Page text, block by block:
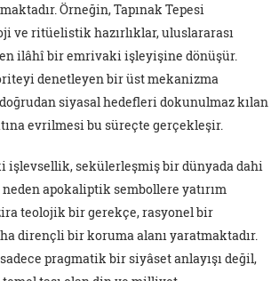
Örneğin, Tapınak Tepesi
ve ritüelistik hazırlıklar, uluslararası
ilâhî bir emrivaki işleyişine dönüşür.
denetleyen bir üst mekanizma
siyasal hedefleri dokunulmaz kılan
evrilmesi bu süreçte gerçekleşir.
işlevsellik, sekülerleşmiş bir dünyada dahi
neden apokaliptik sembollere yatırım
teolojik bir gerekçe, rasyonel bir
dirençli bir koruma alanı yaratmaktadır.
pragmatik bir siyâset anlayışı değil,